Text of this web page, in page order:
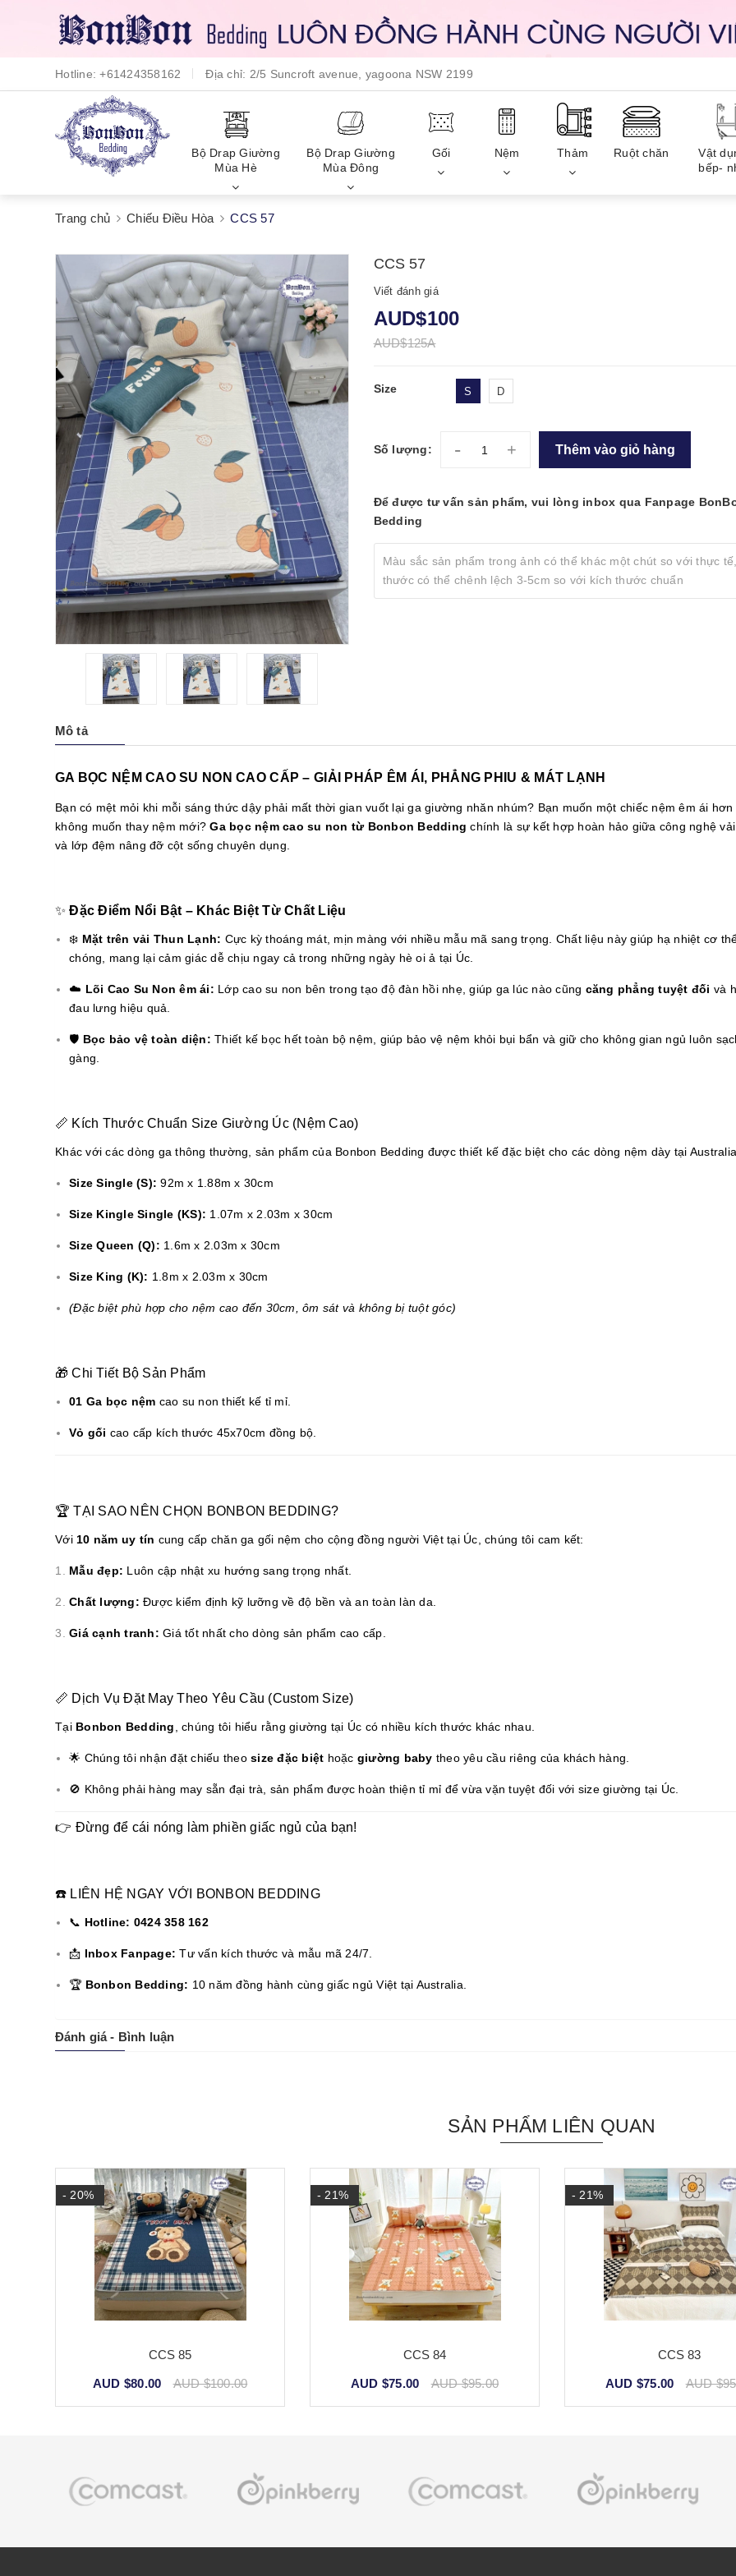
Hotline:+61424358162 Địa chỉ: 2/5 Suncroft avenue, yagoona NSW 2199
Bộ Drap Giường
Mùa Hè
Bộ Drap Giường
Mùa Đông
Gối Nệm Thảm Ruột chăn
Vật
bếp-
Trang chủ Chiếu Điều Hòa CCS 57
CCS 57
Viết đánh giá
AUD$100
AUD$125A
Size S D
Số lượng: - + Thêm vào giỏ hàng
Để được tư vấn sản phẩm, vui lòng inbox qua Fanpage
Bedding
Màu sắc sản phẩm trong ảnh có thể khác một chút so với thực
thước có thể chênh lệch 3-5cm so với kích thước chuẩn
Mô tả
GA BỌC NỆM CAO SU NON CAO CẤP – GIẢI PHÁP ÊM ÁI, PHẲNG PHIU & MÁT LẠNH
Bạn có mệt mỏi khi mỗi sáng thức dậy phải mất thời gian vuốt lại ga giường nhăn nhúm? Bạn muốn một chiếc nệm êm ái
không muốn thay nệm mới?Ga bọc nệm cao su non từ Bonbon Bedding chính là sự kết hợp hoàn hảo giữa công nghệ
và lớp đệm nâng đỡ cột sống chuyên dụng.
✨Đặc Điểm Nổi Bật – Khác Biệt Từ Chất Liệu
❄️ Mặt trên vải Thun Lạnh: Cực kỳ thoáng mát, mịn màng với nhiều mẫu mã sang trọng. Chất liệu này giúp hạ nhiệt cơ
chóng, mang lại cảm giác dễ chịu ngay cả trong những ngày hè oi ả tại Úc.
☁️ Lõi Cao Su Non êm ái: Lớp cao su non bên trong tạo độ đàn hồi nhẹ, giúp ga lúc nào cũng căng phẳng tuyệt đối và
đau lưng hiệu quả.
🛡️ Bọc bảo vệ toàn diện: Thiết kế bọc hết toàn bộ nệm, giúp bảo vệ nệm khỏi bụi bẩn và giữ cho không gian ngủ luôn
gàng.
📏 Kích Thước Chuẩn Size Giường Úc (Nệm Cao)
Khác với các dòng ga thông thường, sản phẩm của Bonbon Bedding được thiết kế đặc biệt cho các dòng nệm dày tại
Size Single (S): 92m x 1.88m x 30cm
Size Kingle Single (KS): 1.07m x 2.03m x 30cm
Size Queen (Q): 1.6m x 2.03m x 30cm
Size King (K): 1.8m x 2.03m x 30cm
(Đặc biệt phù hợp cho nệm cao đến 30cm, ôm sát và không bị tuột góc)
🎁 Chi Tiết Bộ Sản Phẩm
01 Ga bọc nệm cao su non thiết kế tỉ mỉ.
Vỏ gối cao cấp kích thước 45x70cm đồng bộ.
🏆 TẠI SAO NÊN CHỌN BONBON BEDDING?
Với 10 năm uy tín cung cấp chăn ga gối nệm cho cộng đồng người Việt tại Úc, chúng tôi cam kết:
Mẫu đẹp: Luôn cập nhật xu hướng sang trọng nhất.
Chất lượng: Được kiểm định kỹ lưỡng về độ bền và an toàn làn da.
Giá cạnh tranh: Giá tốt nhất cho dòng sản phẩm cao cấp.
📏 Dịch Vụ Đặt May Theo Yêu Cầu (Custom Size)
Tại Bonbon Bedding , chúng tôi hiểu rằng giường tại Úc có nhiều kích thước khác nhau.
🌟 Chúng tôi nhận đặt chiếu theo size đặc biệt hoặc giường baby theo yêu cầu riêng của khách hàng.
🚫 Không phải hàng may sẵn đại trà, sản phẩm được hoàn thiện tỉ mỉ để vừa vặn tuyệt đối với size giường tại Úc.
👉 Đừng để cái nóng làm phiền giấc ngủ của bạn!
☎️ LIÊN HỆ NGAY VỚI BONBON BEDDING
📞 Hotline: 0424 358 162
📩 Inbox Fanpage: Tư vấn kích thước và mẫu mã 24/7.
🏆 Bonbon Bedding: 10 năm đồng hành cùng giấc ngủ Việt tại Australia.
Đánh giá - Bình luận
SẢN PHẨM LIÊN QUAN
- 20%
CCS 85
AUD $80.00 AUD $100.00
- 21%
CCS 84
AUD $75.00 AUD $95.00
- 21%
CCS 83
AUD $75.00 AUD